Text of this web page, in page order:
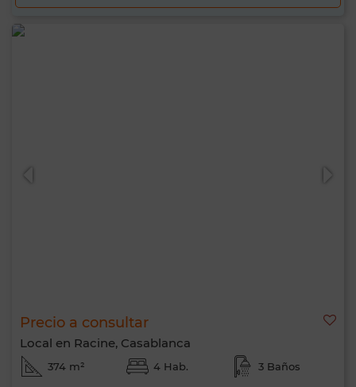
Precio a consultar
Local en Racine, Casablanca
374 m² 4 Hab. 3 Baños